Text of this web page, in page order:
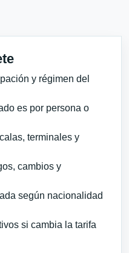
y régimen del
es por persona o
terminales y
cambios y
según nacionalidad
si cambia la tarifa